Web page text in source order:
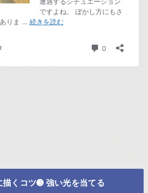
描くコツ➌ 強い光を当てる